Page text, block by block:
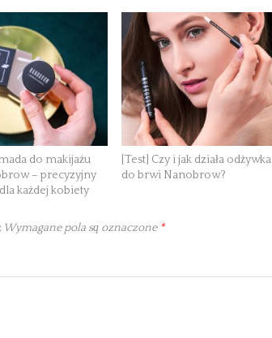
do makijażu
– precyzyjny
każdej kobiety
[Test] Czy i jak działa odżywka
do brwi Nanobrow?
Wymagane pola są oznaczone *